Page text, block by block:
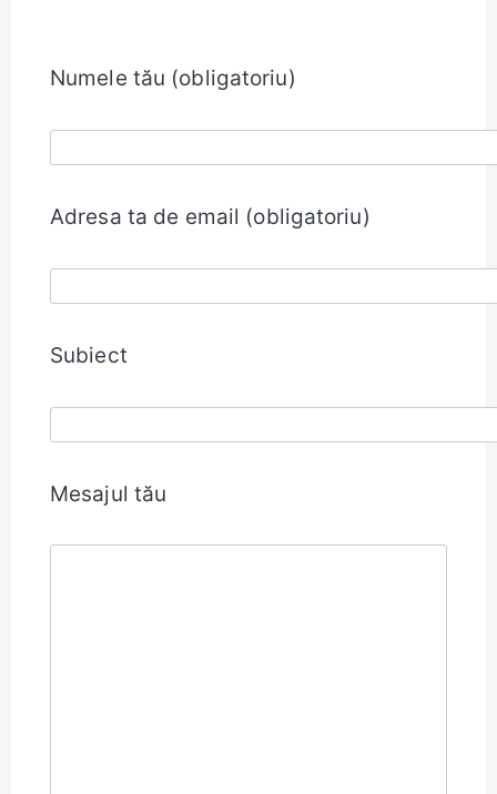
Numele tău (obligatoriu)
Adresa ta de email (obligatoriu)
Subiect
Mesajul tău